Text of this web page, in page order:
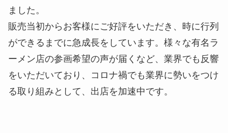
ました。
販売当初からお客様にご好評をいただき、時に行列
ができるまでに急成長をしています。様々な有名ラ
ーメン店の参画希望の声が届くなど、業界でも反響
をいただいており、コロナ禍でも業界に勢いをつけ
る取り組みとして、出店を加速中です。